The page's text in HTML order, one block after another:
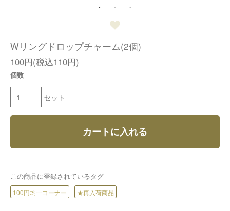
Wリングドロップチャーム(2個)
100円(税込110円)
個数
セット
カートに入れる
この商品に登録されているタグ
100円均一コーナー ★再入荷商品